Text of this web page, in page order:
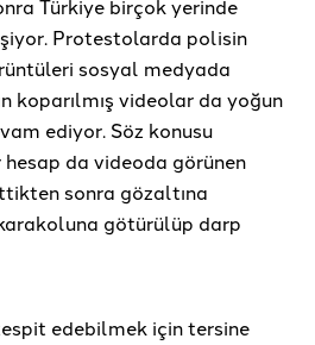
Türkiye birçok yerinde
Protestolarda polisin
sosyal medyada
koparılmış videolar da yoğun
ediyor. Söz konusu
da videoda görünen
sonra gözaltına
karakoluna götürülüp darp
edebilmek için tersine